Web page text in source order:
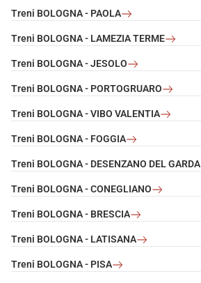
Treni BOLOGNA - PAOLA
Treni BOLOGNA - LAMEZIA TERME
Treni BOLOGNA - JESOLO
Treni BOLOGNA - PORTOGRUARO
Treni BOLOGNA - VIBO VALENTIA
Treni BOLOGNA - FOGGIA
Treni BOLOGNA - DESENZANO DEL GARDA
Treni BOLOGNA - CONEGLIANO
Treni BOLOGNA - BRESCIA
Treni BOLOGNA - LATISANA
Treni BOLOGNA - PISA